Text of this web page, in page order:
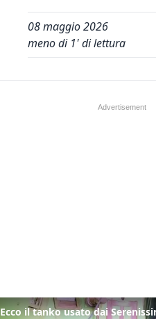
08 maggio 2026
meno di 1' di lettura